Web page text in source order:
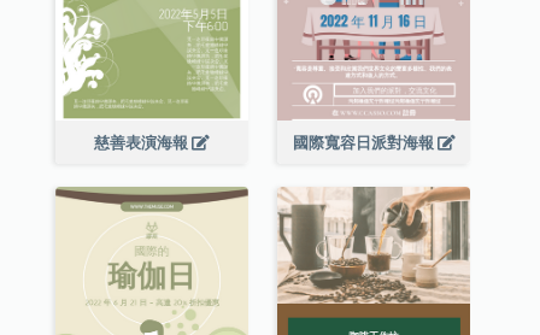
慈善表演海報 國際寬容日派對海報